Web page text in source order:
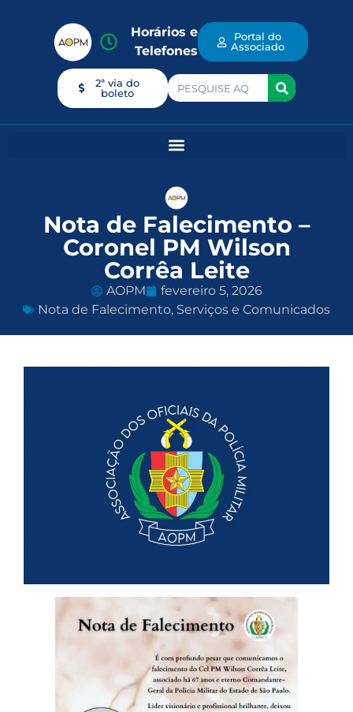
Horários e
Telefones
Portal do
Associado
2ª via do
boleto
Nota de Falecimento –
Coronel PM Wilson
Corrêa Leite
AOPM
fevereiro 5, 2026
Nota de Falecimento, Serviços e Comunicados